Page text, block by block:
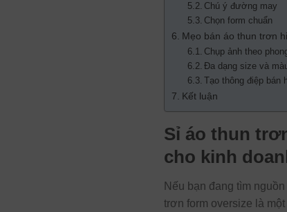
Chú ý đường may
Chọn form chuẩn
Mẹo bán áo thun trơn
Chụp ảnh theo
Đa dạng size và
Tạo thông điệp bán
Kết luận
Sỉ áo thun
cho kinh
Nếu bạn đang tìm nguồn
trơn form oversize là